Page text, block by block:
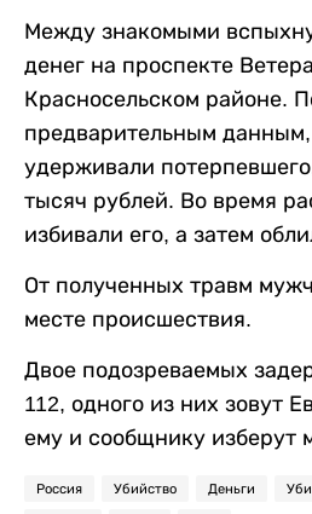
Между знакомыми
денег на проспекте
Красносельском районе.
предварительным
удерживали
тысяч рублей. Во время
избивали его, а затем
От полученных травм
месте происшествия.
Двое подозреваемых
112, одного из них зовут
ему и сообщнику изберут
Россия Убийство Деньги